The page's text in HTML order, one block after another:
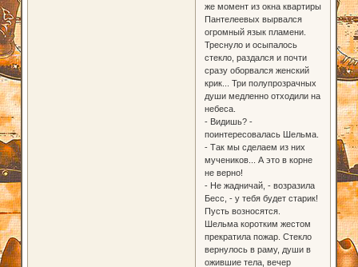
же момент из окна квартиры
Пантелеевых вырвался
огромный язык пламени.
Треснуло и осыпалось
стекло, раздался и почти
сразу оборвался женский
крик... Три полупрозрачных
души медленно отходили на
небеса.
- Видишь? -
поинтересовалась Шельма.
- Так мы сделаем из них
мучеников... А это в корне
не верно!
- Не жадничай, - возразила
Бесс, - у тебя будет старик!
Пусть возносятся.
Шельма коротким жестом
прекратила пожар. Стекло
вернулось в раму, души в
ожившие тела, вечер